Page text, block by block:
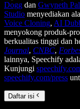
Dogg dan Gwyneth
Studio menyediakan
Voice Cloning, AI
menyokong produk-
berkualitas tinggi dan
Journal, CNBC,
lainnya, Speechify
Kunjungi
speechify.com/press
Daftar isi